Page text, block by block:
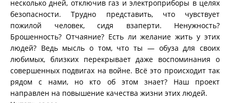
несколько дней, отключив газ и электроприборы в целях
безопасности. Трудно представить, что чувствует
пожилой человек, сидя взаперти. Ненужность?
Брошенность? Отчаяние? Есть ли желание жить у этих
людей? Ведь мысль о том, что ты — обуза для своих
любимых, близких перекрывает даже воспоминания о
совершенных подвигах на войне. Всё это происходит так
рядом с нами, но кто об этом знает? Наш проект
направлен на повышение качества жизни этих людей.